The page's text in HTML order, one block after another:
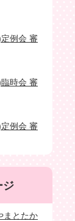
例会 審
時会 審
例会 審
ジ
まとたか